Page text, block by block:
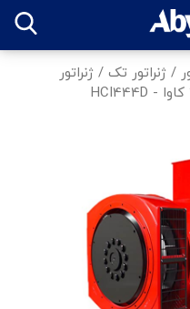
/ ژنراتور تک / ژنراتور